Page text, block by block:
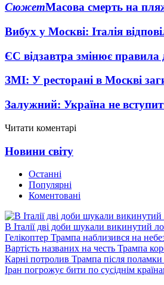
СюжетМасова смерть на
Вибух у Москві: Італія
ЄС відзавтра змінює правила
ЗМІ: У ресторані в Москві
Залужний: Україна не
Читати коментарі
Новини світу
Останні
Популярні
Коментовані
В Італії дві доби шукали викинутий
Гелікоптер Трампа наблизився на
Вартість названих на честь Трампа
Карні потролив Трампа після поламки
Іран погрожує бити по сусіднім